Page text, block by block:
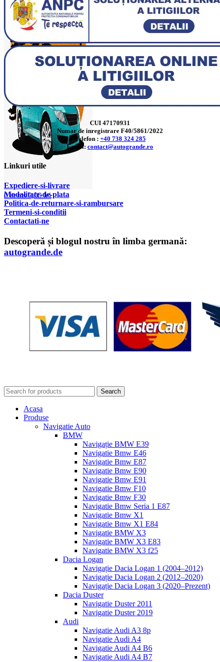
0items 0,00lei
CUI 47170931
Numar de inregistrare F40/5861/2022
Telefon : +40 738 324 285
Email: contact@autogrande.ro
Linkuri utile
Expediere-si-livrare
Modalitate-de-plata
Politica-de-returnare-si-rambursare
Termeni-si-conditii
Contactati-ne
Descoperă și blogul nostru în limba germană:
autogrande.de
Search
Acasa
Produse
Navigatie Auto
BMW
Navigație BMW E39
Navigatie Bmw E46
Navigatie Bmw E87
Navigatie Bmw E90
Navigatie Bmw E91
Navigatie Bmw F10
Navigatie Bmw F30
Navigatie Bmw Seria 1 E87
Navigatie Bmw X1
Navigatie Bmw X1 E84
Navigatie BMW X3
Navigatie BMW X3 E83
Navigatie BMW X3 f25
Dacia Logan
Navigație Dacia Logan 1 (2004–2012)
Navigație Dacia Logan 2 (2012–2020)
Navigație Dacia Logan 3 (2020–Prezent)
Dacia Duster
Navigatie Duster 2011
Navigatie Duster 2019
Audi
Navigatie Audi A3 8p
Navigatie Audi A4
Navigatie Audi A4 B6
Navigatie Audi A4 B7